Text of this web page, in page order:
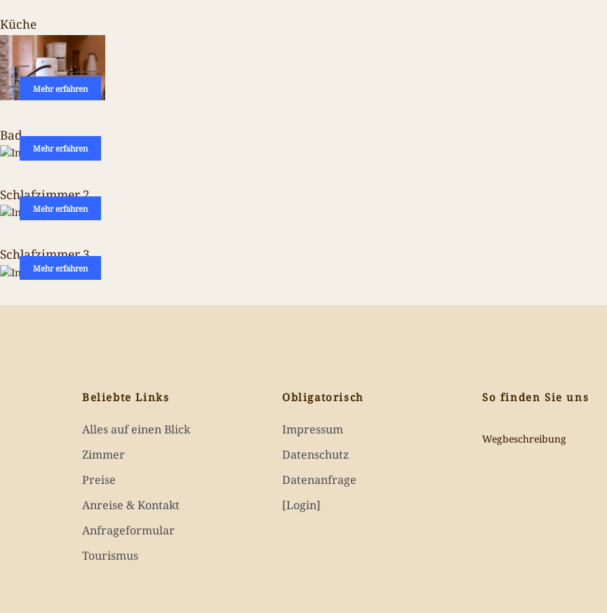
Küche
Mehr erfahren
Bad
Mehr erfahren
Schlafzimmer 2
Mehr erfahren
Schlafzimmer 3
Mehr erfahren
Beliebte Links
Alles auf einen Blick
Zimmer
Preise
Anreise & Kontakt
Anfrageformular
Tourismus
Obligatorisch
Impressum
Datenschutz
Datenanfrage
[Login]
So finden Sie uns
Wegbeschreibung